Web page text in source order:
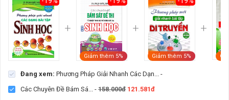
Giảm thêm 5% Giảm thêm 5%
Đang xem: Phương Pháp Giải Nhanh Các Dạn... -
Các Chuyên Đề Bám Sá... - 158.000đ 121.581đ